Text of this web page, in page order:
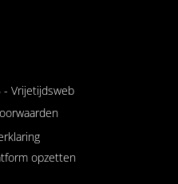
- Vrijetijdsweb
opzetten